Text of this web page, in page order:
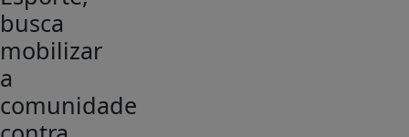
busca
mobilizar
a
comunidade